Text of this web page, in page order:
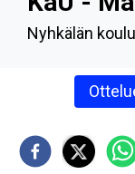
Nyhkälän koulu